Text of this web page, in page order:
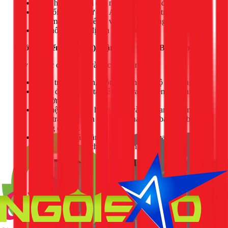
Thực hiện đấu nối cáp nguồn tổng vào đầu vào của tủ.
Kết nối dây dẫn từ các Aptomat nhánh trong tủ đến
từng máy móc, thiết bị và khu vực tương ứng.
Đấu nối dây tiếp địa an toàn cho vỏ tủ.
Bước 5: Kiểm tra (Test), Vận hành thử & Bàn giao
Đây là bước cuối cùng và cực kỳ quan trọng:
Kiểm tra cách điện, thông mạch toàn bộ hệ thống.
Đóng điện không tải để kiểm tra các đèn báo, thiết bị
đo lường.
Cho hệ thống vận hành có tải và dùng ampe kìm để
kiểm tra dòng điện trên từng pha, đảm bảo cân bằng và
không quá tải.
Hướng dẫn vận hành, bàn giao sơ đồ mạch điện và các
giấy tờ liên quan cho khách hàng.